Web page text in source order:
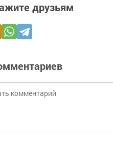
друзьям